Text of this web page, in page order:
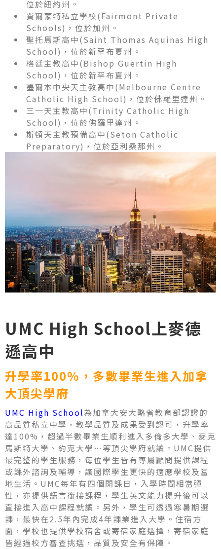
位於紐約州。
費爾蒙特私立學校(Fairmont Private
Schools)，位於加州。
聖托馬斯高中(Saint Thomas Aquinas High
School)，位於新罕布夏州。
格廷主教高中(Bishop Guertin High
School)，位於新罕布夏州。
墨爾本中央天主教高中(Melbourne Centre
Catholic High School)，位於佛羅里達州。
三一天主教高中(Trinity Catholic High
School)，位於佛羅里達州。
斯頓天主教預備高中(Seton Catholic
Preparatory)，位於亞利桑那州。
UMC High School上麥德
遜高中
升學率100%，多數畢業生進入加拿
大頂尖學府
UMC High School為加拿大安大略省教育部認證的
高品質私立中學，教學品質及成果受到認可，升學率
達100%，超過半數畢業生順利進入多倫多大學、麥克
馬斯特大學、約克大學…等頂尖學府就讀。UMC提供
最完整的學生服務，每位學生皆有專屬顧問提供課程
或課外諮詢及輔導，讓國際學生更快的適應學校及當
地生活。UMC每年有四個開課日，入學時間相當彈
性，亦提供語言銜接課程，學生英文能力提升後可以
直接進入高中課程就讀。另外，學生可透過寒暑期選
課，最快在2.5年內完成4年課業進入大學。住宿方
面，學校也提供學校宿舍或寄宿家庭選擇，寄宿家庭
皆經過校方審查挑選，品質及安全有保障。